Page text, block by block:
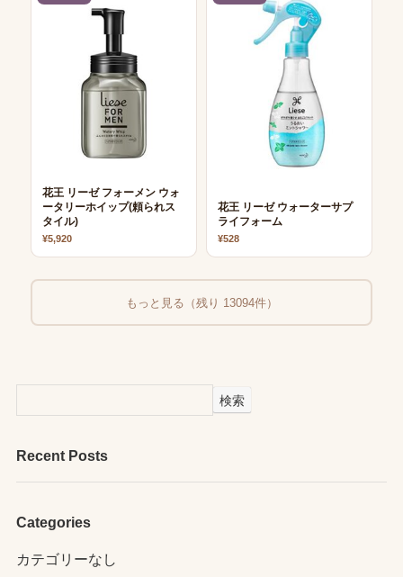
花王 リーゼ フォーメン ウォ
ータリーホイップ(頼られス
タイル)
¥5,920
花王 リーゼ ウォーターサプ
ライフォーム
¥528
もっと見る（残り 13094件）
検索
Recent Posts
Categories
カテゴリーなし